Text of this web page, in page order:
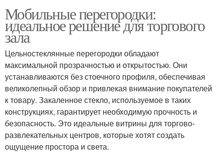
Мобильные перегородки:
идеальное решение для торгового
зала
Цельностеклянные перегородки обладают
максимальной прозрачностью и открытостью. Они
устанавливаются без стоечного профиля, обеспечивая
великолепный обзор и привлекая внимание покупателей
к товару. Закаленное стекло, используемое в таких
конструкциях, гарантирует необходимую прочность и
безопасность. Это идеальные витрины для торгово-
развлекательных центров, которые хотят создать
ощущение простора и света.